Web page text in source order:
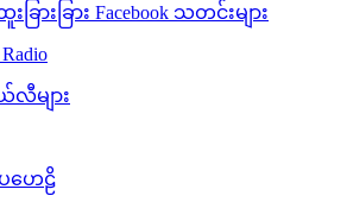
ခြားခြား Facebook သတင်းများ
လီများ
ဟေဠိ